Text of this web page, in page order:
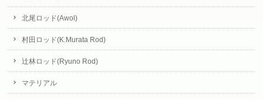
北尾ロッド(Awol)
村田ロッド(K.Murata Rod)
辻林ロッド(Ryuno Rod)
マテリアル